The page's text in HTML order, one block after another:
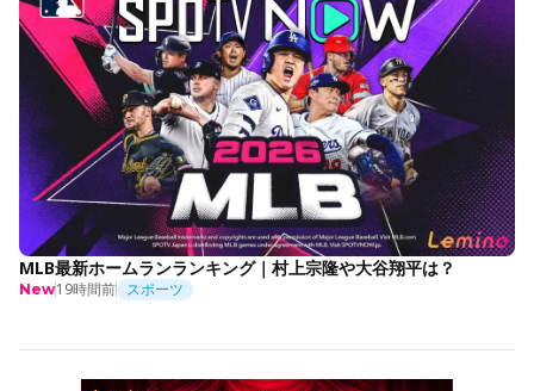
MLB最新ホームランランキング｜村上宗隆や大谷翔平は？
New19時間前 スポーツ